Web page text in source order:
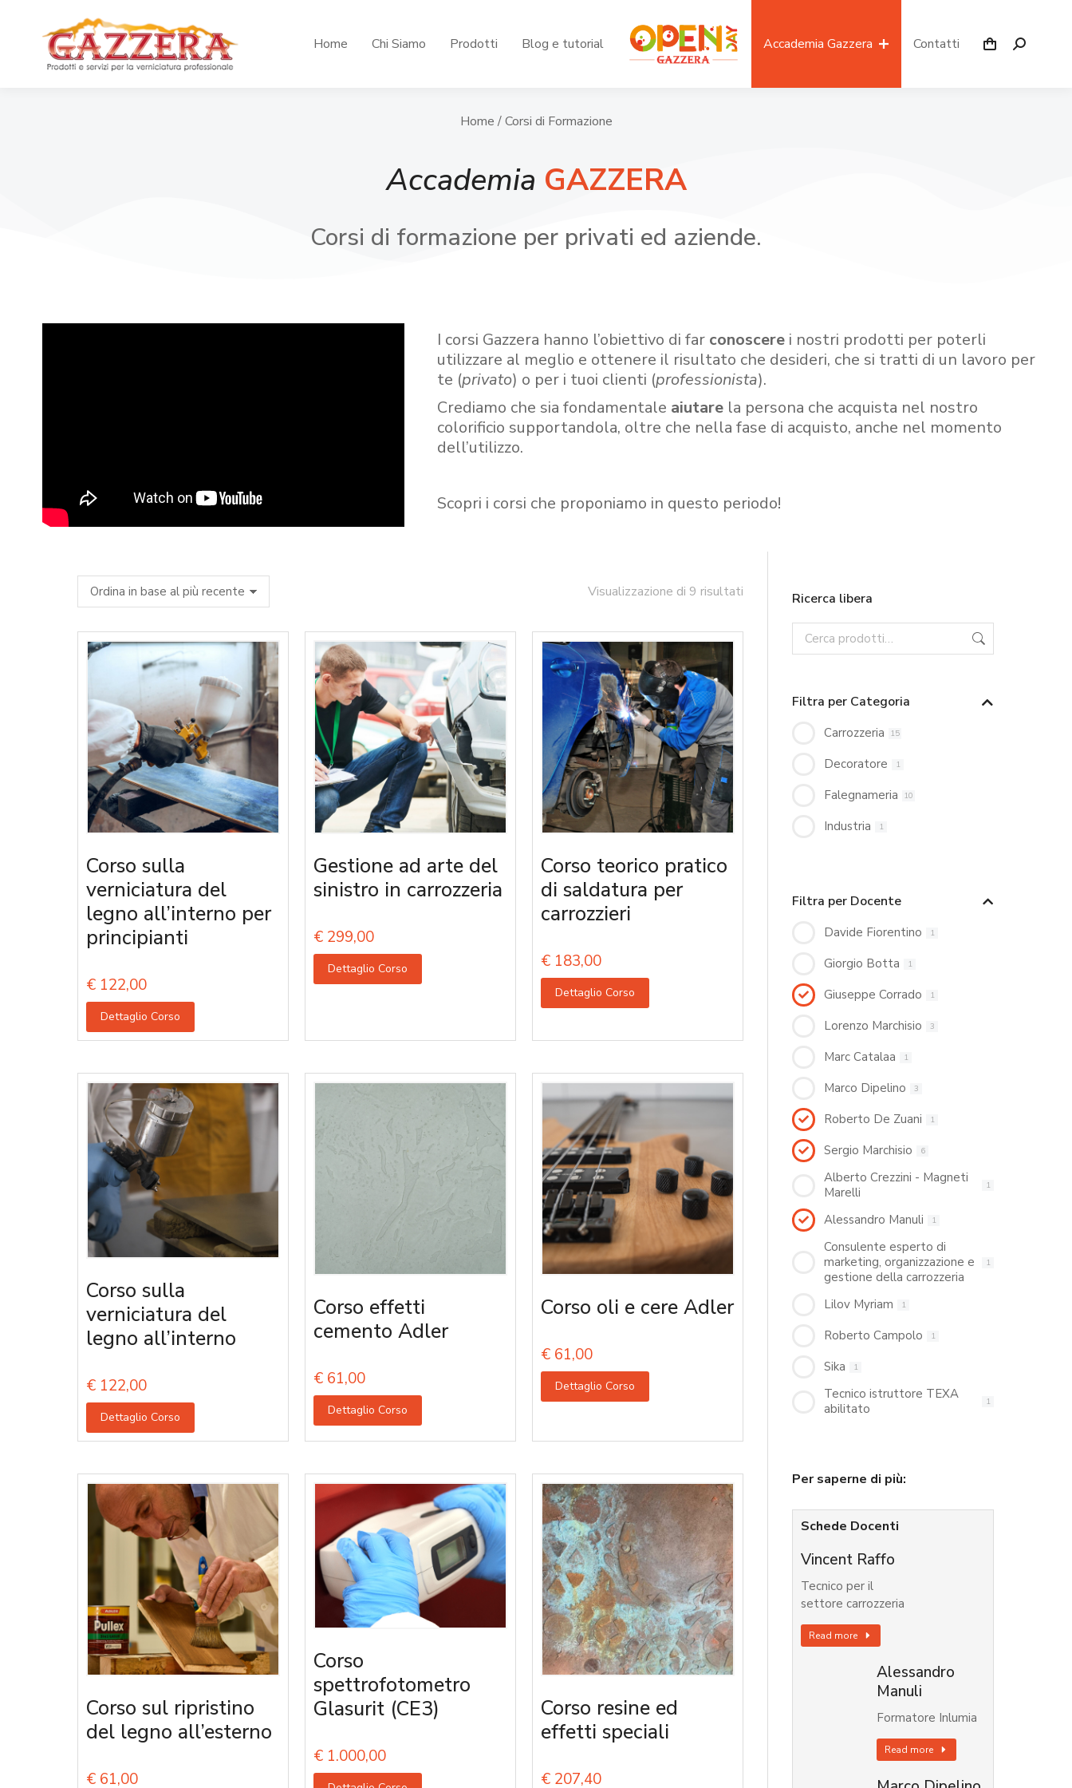
Home Chi Siamo Prodotti Blog e tutorial Accademia Gazzera Contatti
Home / Corsi di Formazione
Accademia GAZZERA
Corsi di formazione per privati ed aziende.
I corsi Gazzera hanno l’obiettivo di far conoscerei nostri prodotti per poterli
utilizzare al meglio e ottenere il risultato che desideri, che si tratti di un lavoro per
te (privato) o per i tuoi clienti (professionista).
Crediamo che sia fondamentale aiutare la persona che acquista nel nostro
colorificio supportandola, oltre che nella fase di acquisto, anche nel momento
dell’utilizzo.
Scopri i corsi che proponiamo in questo periodo!
Visualizzazione di 9 risultati
Corso sulla
verniciatura del
legno all’interno per
principianti
€ 122,00
Dettaglio Corso
Gestione ad arte del
sinistro in carrozzeria
€ 299,00
Dettaglio Corso
Corso teorico pratico
di saldatura per
carrozzieri
€ 183,00
Dettaglio Corso
Corso sulla
verniciatura del
legno all’interno
€ 122,00
Dettaglio Corso
Corso effetti
cemento Adler
€ 61,00
Dettaglio Corso
Corso oli e cere Adler
€ 61,00
Dettaglio Corso
Corso sul ripristino
del legno all’esterno
€ 61,00
Corso
spettrofotometro
Glasurit (CE3)
€ 1.000,00
Corso resine ed
effetti speciali
€ 207,40
Ricerca libera
Filtra per Categoria
Carrozzeria 15
Decoratore 1
Falegnameria 10
Industria 1
Filtra per Docente
Davide Fiorentino 1
Giorgio Botta 1
Giuseppe Corrado 1
Lorenzo Marchisio 3
Marc Catalaa 1
Marco Dipelino 3
Roberto De Zuani 1
Sergio Marchisio 6
Alberto Crezzini - Magneti
Marelli
1
Alessandro Manuli 1
Consulente esperto di
marketing, organizzazione e
gestione della carrozzeria
1
Lilov Myriam 1
Roberto Campolo 1
Sika 1
Tecnico istruttore TEXA
abilitato
1
Per saperne di più:
Schede Docenti
Vincent Raffo
Tecnico per il
settore carrozzeria
Read more
Alessandro
Manuli
Formatore Inlumia
Read more